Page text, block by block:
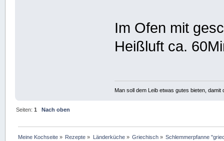
Im Ofen mit
Heißluft ca.
Man soll dem Leib etwas gutes bieten,
Seiten:1 Nach oben
Meine Kochseite » Rezepte » Länderküche» Griechisch » Schlemmerpfanne